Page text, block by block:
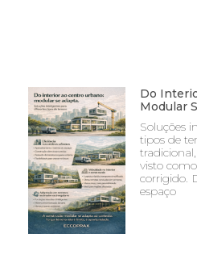
Do
Modular
Soluções
tipos de
visto
corrigido.
espaço